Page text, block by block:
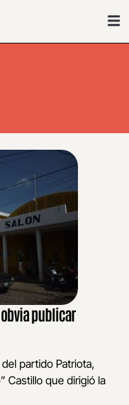
publicar
partido Patriota,
Castillo que dirigió la